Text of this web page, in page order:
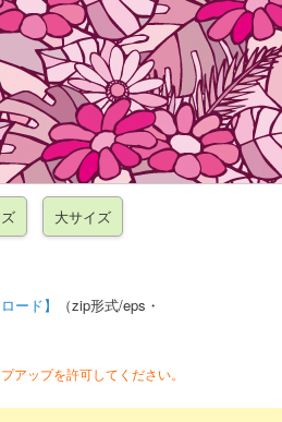
ード】
（zip形式/eps・
アップを許可してください。